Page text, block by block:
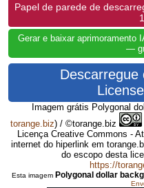
Papel de parede de
Gerar e baixar aprimoramento
—
Descarregue
Imagem grátis Polygonal
torange.biz) / ©torange.biz
Licença Creative Commons -
internet do hiperlink em
do escopo desta
https://
Esta imagem Polygonal dollar